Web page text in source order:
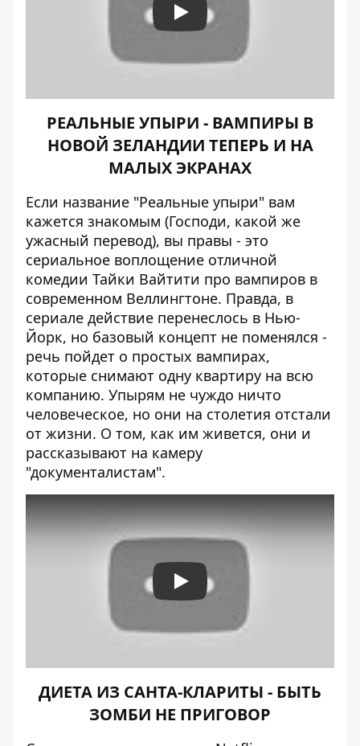
Play
РЕАЛЬНЫЕ УПЫРИ - ВАМПИРЫ В
НОВОЙ ЗЕЛАНДИИ ТЕПЕРЬ И НА
МАЛЫХ ЭКРАНАХ
Если название "Реальные упыри" вам
кажется знакомым (Господи, какой же
ужасный перевод), вы правы - это
сериальное воплощение отличной
комедии Тайки Вайтити про вампиров в
современном Веллингтоне. Правда, в
сериале действие перенеслось в Нью-
Йорк, но базовый концепт не поменялся -
речь пойдет о простых вампирах,
которые снимают одну квартиру на всю
компанию. Упырям не чуждо ничто
человеческое, но они на столетия отстали
от жизни. О том, как им живется, они и
рассказывают на камеру
"документалистам".
Play
ДИЕТА ИЗ САНТА-КЛАРИТЫ - БЫТЬ
ЗОМБИ НЕ ПРИГОВОР